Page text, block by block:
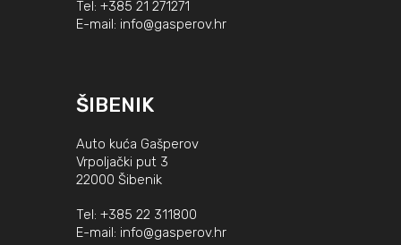
Tel: +385 21 271271
E-mail: info@gasperov.hr
ŠIBENIK
Auto kuća Gašperov
Vrpoljački put 3
22000 Šibenik
Tel: +385 22 311800
E-mail: info@gasperov.hr